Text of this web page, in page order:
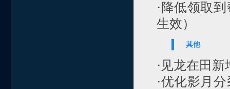
·降低领取
生效）
其他
·见龙在田
·优化影月